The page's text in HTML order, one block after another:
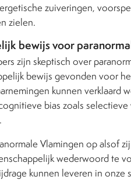
zuiveringen,
zielen.
bewijs voor
zijn skeptisch over
bewijs gevonden voor
kunnen verklaard
bias zoals
Vlamingen op alsof
wederwoord te
kunnen leveren in onze